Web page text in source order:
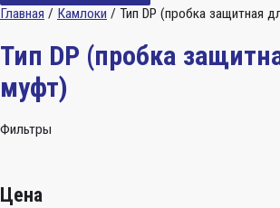
Главная / Камлоки / Тип DP (пробка защитная
Тип DP (пробка
муфт)
Фильтры
Цена